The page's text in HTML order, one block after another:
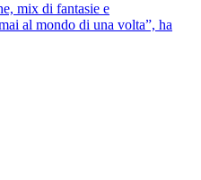
mix di fantasie e
al mondo di una volta”, ha